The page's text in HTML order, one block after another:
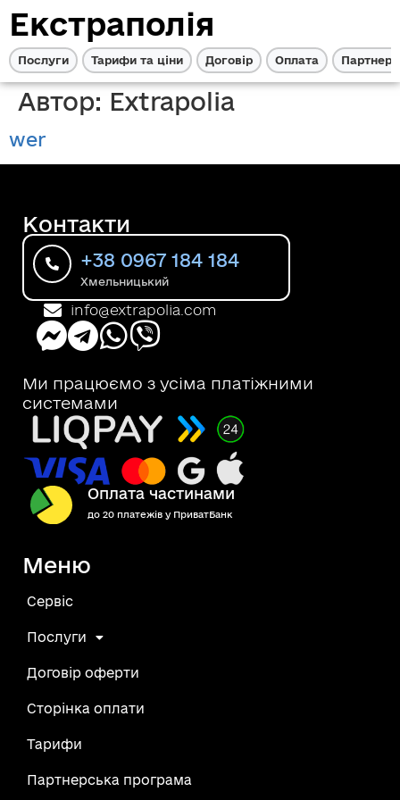
Екстраполія
Послуги Тарифи та ціни Договір Оплата
Автор: Extrapolia
wer
Контакти
+38 0967 184 184
Хмельницький
info@extrapolia.com
Меню
Сервіс
Послуги
Договір оферти
Сторінка оплати
Тарифи
Партнерська програма
Ми працюємо з усіма платіжними
системами
Оплата частинами
до 20 платежів у ПриватБанк